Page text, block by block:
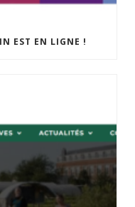
EST EN LIGNE !